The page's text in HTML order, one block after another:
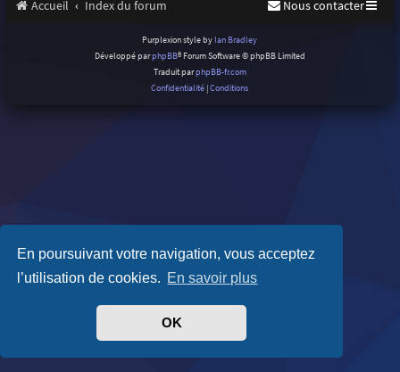
En poursuivant votre navigation, vous acceptez
l’utilisation de cookies. En savoir plus
OK
Accueil Index du forum Nous contacter
Purplexion style by Ian Bradley
Développé parphpBB® Forum Software © phpBB Limited
Traduit parphpBB-fr.com
Confidentialité |Conditions